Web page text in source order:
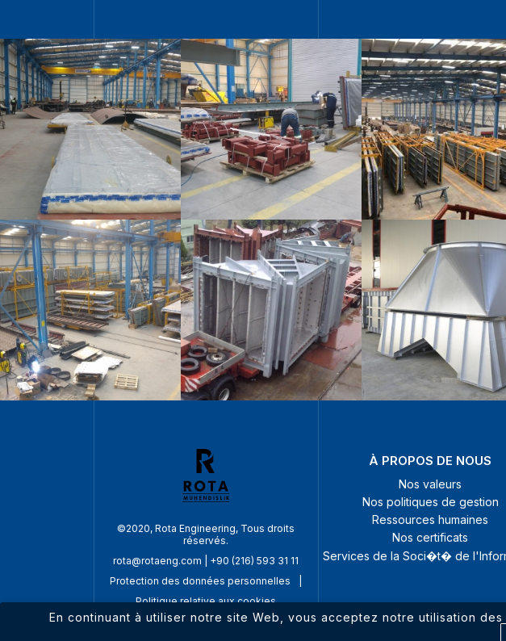
©2020, Rota Engineering, Tous droits
réservés.
rota@rotaeng.com
+90 (216) 593 31 11
Protection des données personnelles
Politique relative aux cookies
À PROPOS DE NOUS
Nos valeurs
Nos politiques de gestion
Ressources humaines
Nos certificats
Services de la Soci�t� de
En continuant à utiliser notre site Web, vous acceptez notre utilisation